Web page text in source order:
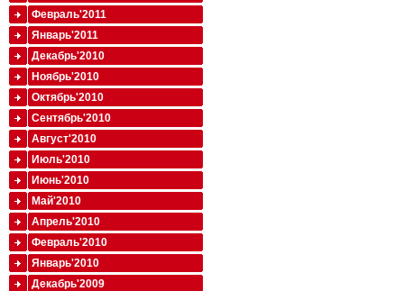
Февраль'2011
Январь'2011
Декабрь'2010
Ноябрь'2010
Октябрь'2010
Сентябрь'2010
Август'2010
Июль'2010
Июнь'2010
Май'2010
Апрель'2010
Февраль'2010
Январь'2010
Декабрь'2009